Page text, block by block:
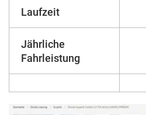
Laufzeit
Jährliche
Fahrleistung